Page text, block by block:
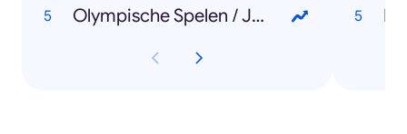
Olympische Spelen / Jeux Olympiques